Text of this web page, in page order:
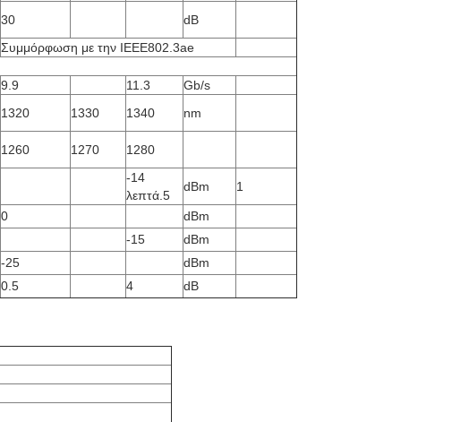
30
dB
Συμμόρφωση με την IEEE802.3ae
9.9 11.3
Gb/s
1320 1330 1340
nm
1260 1270 1280
-14
λεπτά.5
dBm 1
0
dBm
-15
dBm
-25
dBm
0.5 4 dB